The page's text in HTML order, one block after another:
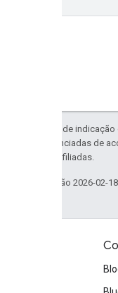
Exceto em caso de
código são licenciadas de
da Oracle e/ou afiliadas.
Última atualização 2026-02-18